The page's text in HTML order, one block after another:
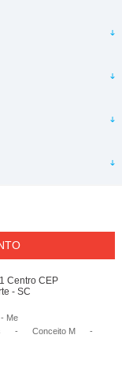
Centro CEP
- SC
Me
- Conceito M
-